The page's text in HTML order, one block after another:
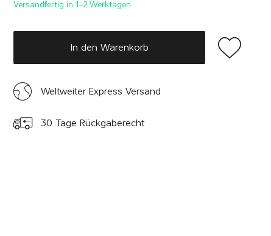
Versandfertig in 1–2 Werktagen
In den Warenkorb
Weltweiter Express Versand
30 Tage Rückgaberecht